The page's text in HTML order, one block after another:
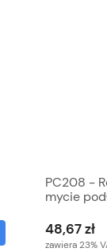
PC208 -
mycie
48,67 zł
zawiera 23%